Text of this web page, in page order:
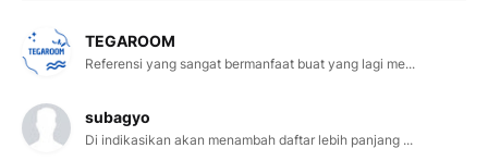
TEGAROOM
Referensi yang sangat bermanfaat buat yang lagi me...
subagyo
Di indikasikan akan menambah daftar lebih panjang ...